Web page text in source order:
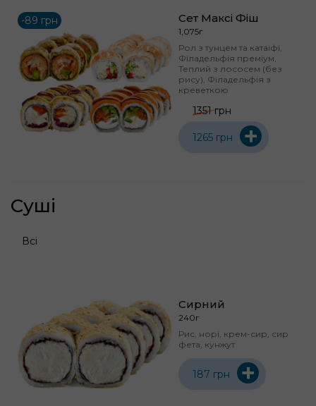
-89 грн Сет Максі Фіш
1,075г
Рол з тунцем та катаіфі,
Філадельфія преміум,
Теплий з лососем (без
рису), Філадельфія з
креветкою
1351 грн
1265 грн +
Суші
Всі
Сирний
240г
Рис, норі, крем-сир, сир
фета, кунжут
187 грн +